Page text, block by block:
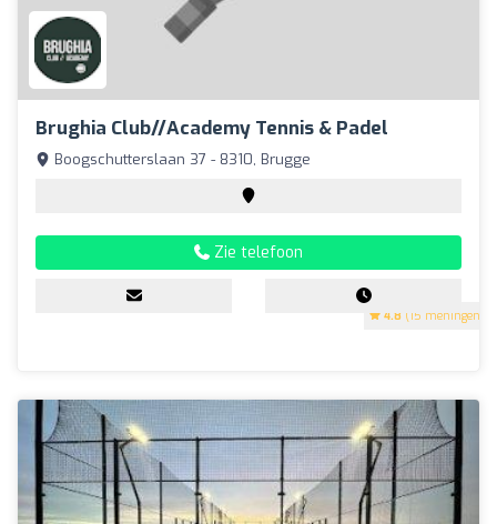
Brughia Club//academy Tennis & Padel
4.8 (15 meningen)
Boogschutterslaan 37 - 8310, Brugge
Zie telefoon